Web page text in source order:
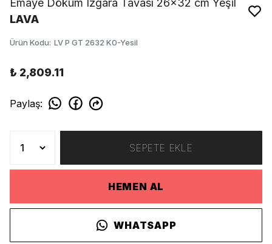
Emaye Döküm Izgara Tavası 26x32 cm Yeşil
LAVA
Ürün Kodu: LV P GT 2632 K0-Yesil
₺ 2,809.11
Paylaş:
SEPETE EKLE
HEMEN AL
WHATSAPP